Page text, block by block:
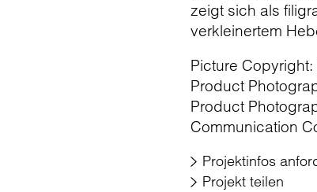
zeigt sich als
verkleinertem
Picture
Product
Product
Communication
Projektinfos
Projekt teilen